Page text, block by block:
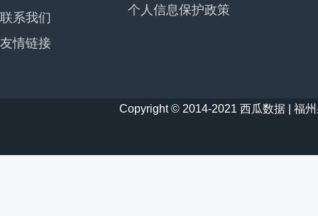
联系我们
友情链接
个人信息保护政策
Copyright © 2014-2021 西瓜数据 | 福